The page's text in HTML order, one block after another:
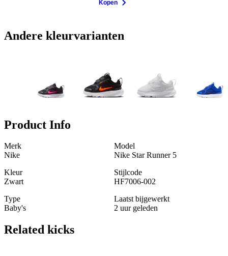
Kopen
Andere kleurvarianten
Product Info
Merk
Nike
Model
Nike Star Runner 5
Kleur
Zwart
Stijlcode
HF7006-002
Type
Baby's
Laatst bijgewerkt
2 uur geleden
Related kicks